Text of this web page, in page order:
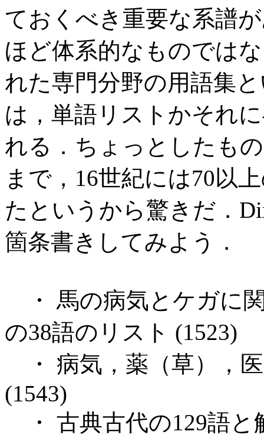
ておくべき重要な系譜
ほど体系的なものでは
れた専門分野の用語集
は，単語リストかそれ
れる．ちょっとしたも
まで，16世紀には70以
たというから驚きだ．
箇条書きしてみよう．
・ 馬の病気とケガに
の38語のリスト (1523)
・ 病気，薬（草），
(1543)
・ 古典古代の129語と